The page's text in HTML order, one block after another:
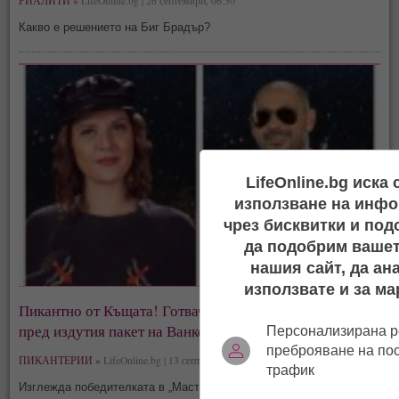
Какво е решението на Биг Брадър?
Пикантно от Къщата! Готвачката Божана точи лиги
пред издутия пакет на Ванко 1 (снимка)
ПИКАНТЕРИИ » LifeOnline.bg | 13 септември, 01:24
Изглежда победителката в „Мастър шеф“ си пада по затворници
LifeOnline.bg иска
използване на
чрез бисквитки и
да подобрим
нашия сайт, да
използвате и за
Персонализирана
преброяване на
трафик